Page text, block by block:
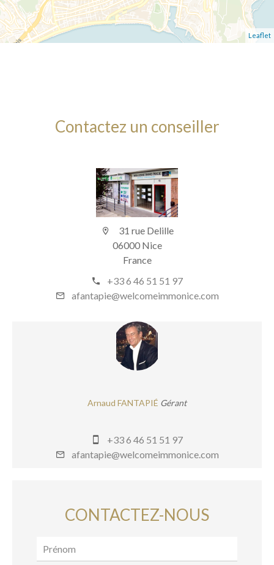
Leaflet
Contactez un conseiller
31 rue Delille
06000 Nice
France
+33 6 46 51 51 97
afantapie@welcomeimmonice.com
Arnaud FANTAPIÉ Gérant
+33 6 46 51 51 97
afantapie@welcomeimmonice.com
CONTACTEZ-NOUS